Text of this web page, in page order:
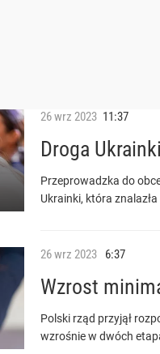
Droga
Przeprowadzka do
Ukrainki, która
26wrz 2023 11:37
Wzrost
Polski rząd przyjął
wzrośnie w dwóch
26wrz 2023 6:37